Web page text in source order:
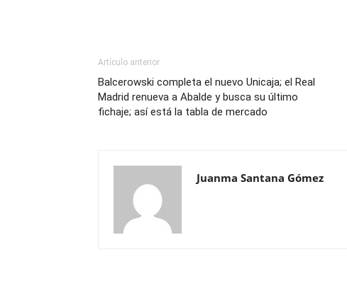
Artículo anterior
Balcerowski completa el nuevo Unicaja; el Real
Madrid renueva a Abalde y busca su último
fichaje; así está la tabla de mercado
Juanma Santana Gómez